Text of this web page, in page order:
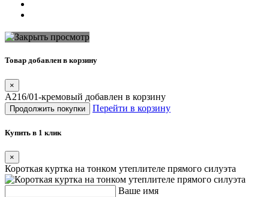
Товар добавлен в корзину
×
A216/01-кремовый добавлен в корзину
Продолжить покупки Перейти в корзину
Купить в 1 клик
×
Короткая куртка на тонком утеплителе прямого силуэта
Ваше имя